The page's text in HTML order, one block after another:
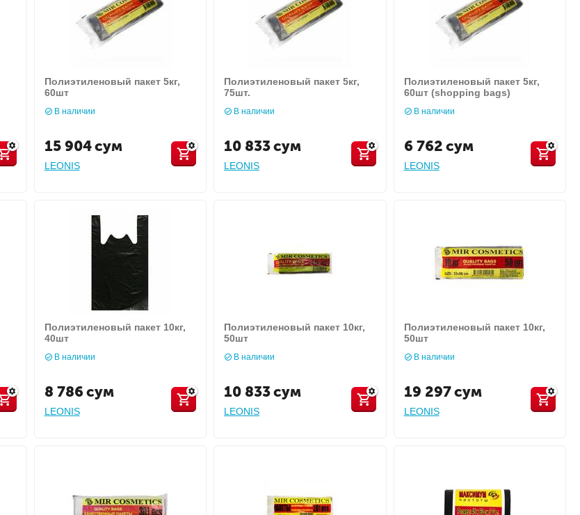
Полиэтиленовый пакет 5кг,
60шт
В наличии
15 904сум
LEONIS
Полиэтиленовый пакет 5кг,
75шт.
В наличии
10 833сум
LEONIS
Полиэтиленовый пакет 5кг,
60шт (shopping bags)
В наличии
6 762 сум
LEONIS
Полиэтиленовый пакет 10кг,
40шт
В наличии
8 786 сум
LEONIS
Полиэтиленовый пакет 10кг,
50шт
В наличии
10 833сум
LEONIS
Полиэтиленовый пакет 10кг,
50шт
В наличии
19 297сум
LEONIS